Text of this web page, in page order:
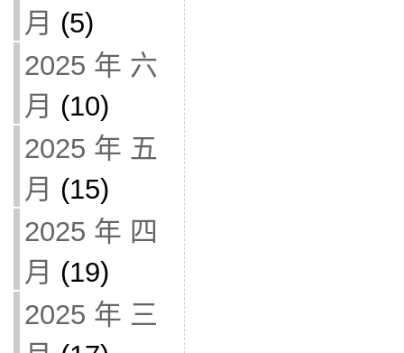
月 (5)
2025 年 六
月 (10)
2025 年 五
月 (15)
2025 年 四
月 (19)
2025 年 三